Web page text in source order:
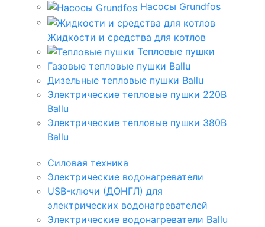
Насосы Grundfos
Жидкости и средства для котлов
Тепловые пушки
Газовые тепловые пушки Ballu
Дизельные тепловые пушки Ballu
Электрические тепловые пушки 220В
Ballu
Электрические тепловые пушки 380В
Ballu
Силовая техника
Электрические водонагреватели
USB-ключи (ДОНГЛ) для
электрических водонагревателей
Электрические водонагреватели Ballu